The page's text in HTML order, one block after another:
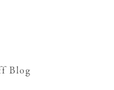
物レンタル
Blog